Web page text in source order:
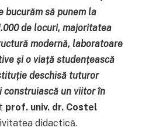
bucurăm să punem la
de locuri, majoritatea
modernă, laboratoare
și o viață studențească
deschisă tuturor
construiască un viitor în
prof. univ. dr. Costel
didactică.